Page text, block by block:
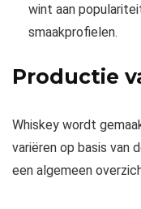
wint aan
smaakprofielen.
Productie
Whiskey wordt
variëren op basis van
een algemeen